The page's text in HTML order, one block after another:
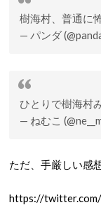
樹海村、普通に
— パンダ
ひとりで樹海村
— ねむこ
ただ、手厳しい感
https://